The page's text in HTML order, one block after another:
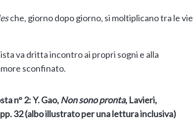
che, giorno dopo giorno, si moltiplicano tra le vie
va dritta incontro ai propri sogni e alla
sconfinato.
n° 2: Y. Gao,Non sono pronta, Lavieri,
32 (albo illustrato per una lettura inclusiva)